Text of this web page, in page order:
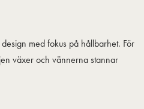
med fokus på hållbarhet. För
växer och vännerna stannar